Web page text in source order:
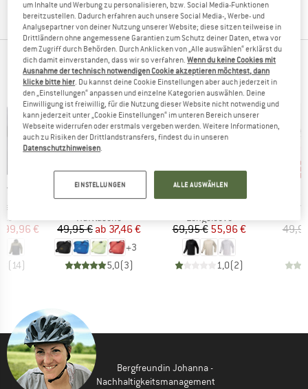
weniger Filterwerten.
UNSERE BESTSELLER FÜR DICH
Preis
€
(14)
MARKE
ARC'TERYX
Hüfttasche
Preis
49,95 € reduzierter Preis
ab 37,46 €
+3
5,0(3)
bis 25%
MARKE
ARC'TERYX
Longsleeve
Preis
69,95 €reduzierter Preis
55,96 €
1,0(2)
Rabatt
20%
Bergfreundin Johanna -
Nachhaltigkeitsmanagement
um Inhalte und Werbung zu personalisieren, bzw. Social Media-Funktionen
bereitzustellen. Dadurch erfahren auch unsere Social Media-, Werbe- und
Analysepartner von deiner Nutzung unserer Website; diese sitzen teilweise in
Drittländern ohne angemessene Garantien zum Schutz deiner Daten, etwa vor
dem Zugriff durch Behörden. Durch Anklicken von „Alle auswählen“ erklärst du
dich damit einverstanden, dass wir so verfahren.Wenn du keine Cookies mit
Ausnahme der technisch notwendigen Cookie akzeptieren möchtest, dann
klicke bitte hier . Du kannst deine Cookie Einstellungen aber auch jederzeit in
den „Einstellungen“ anpassen und einzelne Kategorien auswählen. Deine
Einwilligung ist freiwillig, für die Nutzung dieser Website nicht notwendig und
kann jederzeit unter „Cookie Einstellungen“ im unteren Bereich unserer
Webseite widerrufen oder erstmals vergeben werden. Weitere Informationen,
auch zu Risiken der Drittlandstransfers, findest du in unseren
Datenschutzhinweisen
EINSTELLUNGEN ALLE AUSWÄHLEN